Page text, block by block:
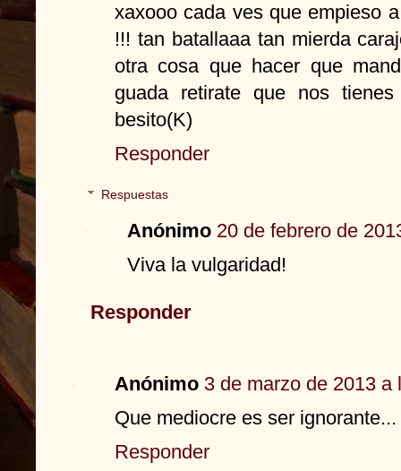
xaxooo cada ves que empieso
!!! tan batallaaa tan mierda
otra cosa que hacer que
guada retirate que nos
besito(K)
Responder
Respuestas
Anónimo 20 de febrero de
Viva la vulgaridad!
Responder
Anónimo 3 de marzo de 2013 a
Que mediocre es ser ignorante...
Responder